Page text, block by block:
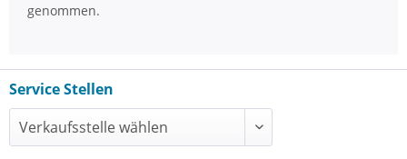
genommen.
Service Stellen